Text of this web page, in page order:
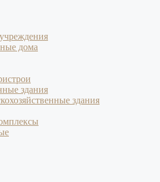
дома
здания
здания